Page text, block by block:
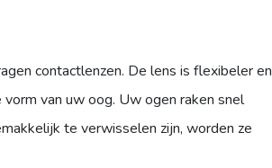
contactlenzen. De lens is flexibeler en
van uw oog. Uw ogen raken snel
te verwisselen zijn, worden ze